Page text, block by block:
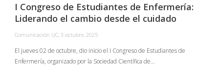
I Congreso de Estudiantes de Enfermería:
Liderando el cambio desde el cuidado
Comunicación UC, 3 octubre, 2025
El jueves 02 de octubre, dio inicio el I Congreso de Estudiantes de
Enfermería, organizado por la Sociedad Científica de…